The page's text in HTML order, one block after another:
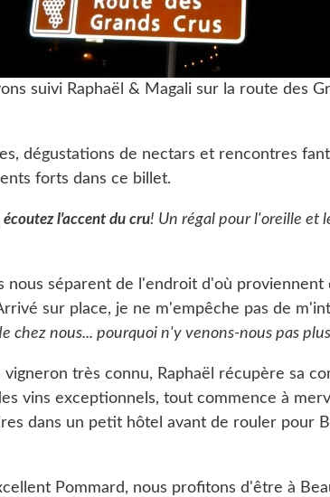
suivi Raphaël & Magali sur la route des
dégustations de nectars et rencontres
forts dans ce billet.
écoutez l'accent du cru! Un régal pour l'oreille et
nous séparent de l'endroit d'où proviennent
sur place, je ne m'empêche pas de
chez nous... pourquoi n'y venons-nous pas
très connu, Raphaël récupère sa
vins exceptionnels, tout commence à
dans un petit hôtel avant de rouler pour
Pommard, nous profitons d'être à